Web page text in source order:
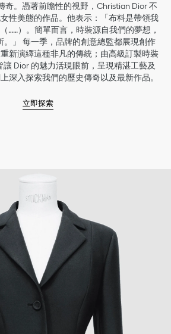
奇。憑著前瞻性的視野，Christian Dior 不
性美態的作品。他表示：「布料是帶領我
……）。簡單而言，時裝源自我們的夢想，
。」 每一季，品牌的創意總監都展現創作
新演繹這種非凡的傳統；由高級訂製時裝
Dior 的魅力活現眼前，呈現精湛工藝及
深入探索我們的歷史傳奇以及最新作品。
立即探索